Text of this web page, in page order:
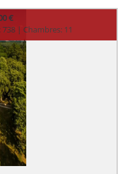
€
738 | Chambres: 11